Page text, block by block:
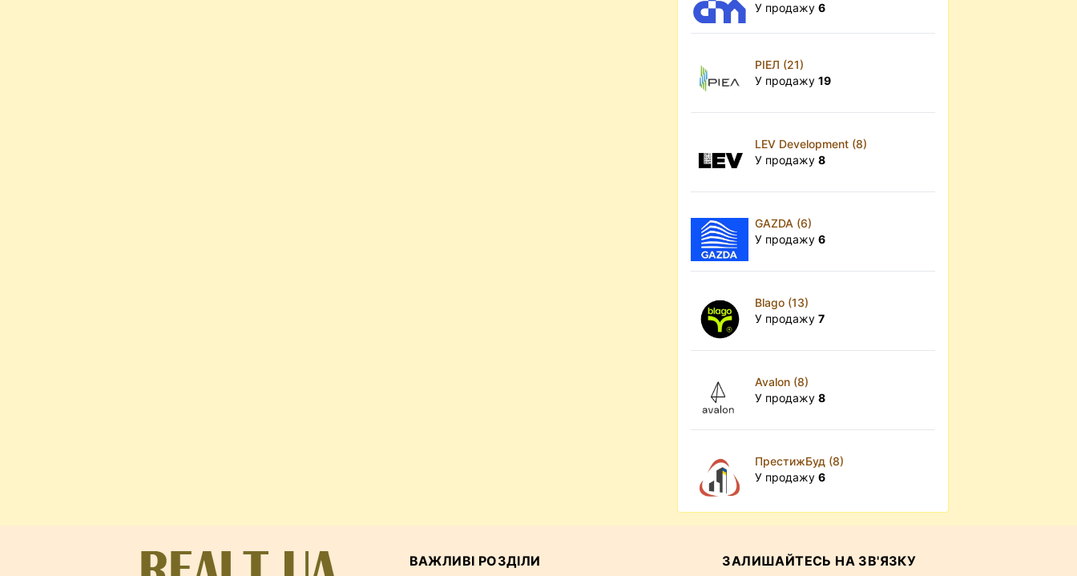
У продажу6
РІЕЛ (21)
У продажу19
LEV Development (8)
У продажу8
GAZDA (6)
У продажу6
Blago (13)
У продажу7
Avalon (8)
У продажу8
ПрестижБуд (8)
У продажу6
ВАЖЛИВІ РОЗДІЛИ ЗАЛИШАЙТЕСЬ НА ЗВ'ЯЗКУ